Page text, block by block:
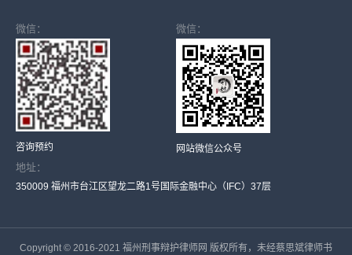
微信：
咨询预约
微信：
网站微信公众号
地址：
350009 福州市台江区望龙二路1号国际金融中心（IFC）37层
Copyright © 2016-2021 福州刑事辩护律师网 版权所有，未经蔡思斌律师书